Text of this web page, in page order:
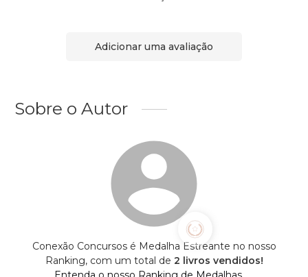
Adicionar uma avaliação
Sobre o Autor
Conexão Concursos é Medalha Estreante no nosso
Ranking, com um total de 2 livros vendidos!